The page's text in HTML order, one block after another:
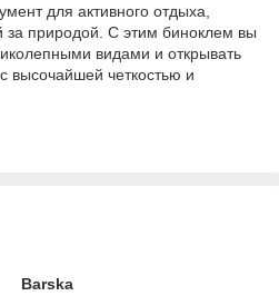
для активного отдыха,
за природой. С этим биноклем вы
видами и открывать
высочайшей четкостью и
Barska